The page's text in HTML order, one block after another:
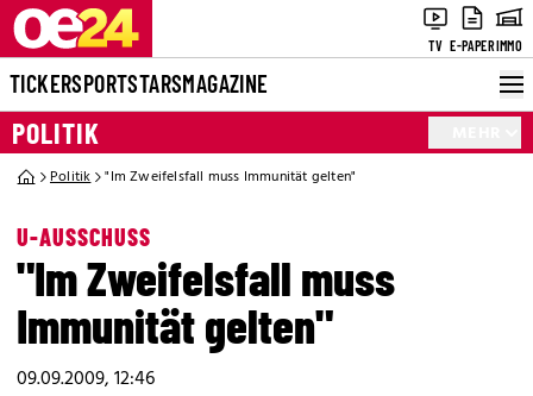
TV E-PAPERIMMO
TICKERSPORTSTARSMAGAZINE
POLITIK
Politik "Im Zweifelsfall muss Immunität gelten"
U-AUSSCHUSS
"Im Zweifelsfall muss
Immunität gelten"
09.09.2009, 12:46